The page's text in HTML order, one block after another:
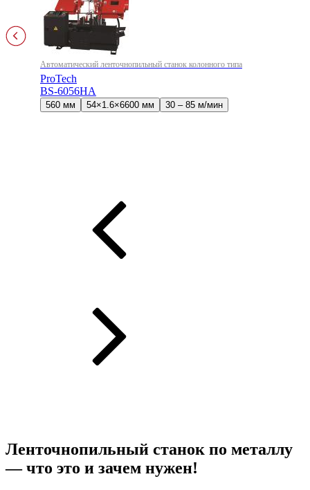
Автоматический ленточнопильный станок колонного типа
ProTech
BS-6056HA
560 мм 54×1.6×6600 мм 30 – 85 м/мин
Ленточнопильный станок по металлу
— что это и зачем нужен!